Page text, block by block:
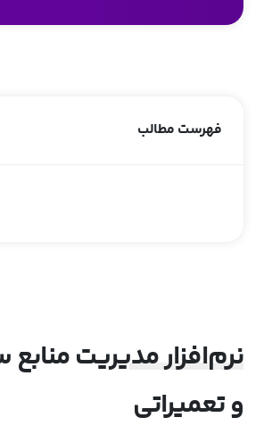
فهرست مطالب
نرم‌افزار مدیریت
و تعمیراتی